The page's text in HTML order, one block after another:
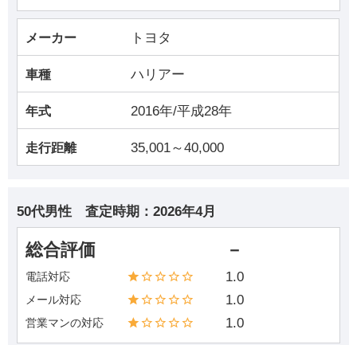
メーカー トヨタ
車種 ハリアー
年式 2016年/平成28年
走行距離 35,001～40,000
50代男性 査定時期： 2026年4月
総合評価 －
電話対応 1.0
メール対応 1.0
営業マンの対応 1.0